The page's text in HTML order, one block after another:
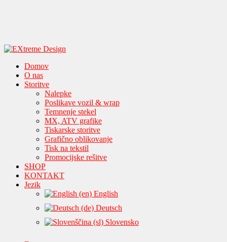
Domov
O nas
Storitve
Nalepke
Poslikave vozil & wrap
Temnenje stekel
MX, ATV grafike
Tiskarske storitve
Grafično oblikovanje
Tisk na tekstil
Promocijske rešitve
SHOP
KONTAKT
Jezik
English
Deutsch
Slovensko